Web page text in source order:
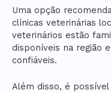
Uma opção
clínicas veterinárias
veterinários estão
disponíveis na região
confiáveis.
Além disso, é